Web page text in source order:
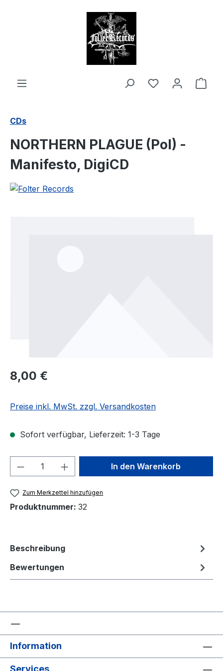
CDs
NORTHERN PLAGUE (Pol) -
Manifesto, DigiCD
Regulärer Preis:
8,00 €
Preise inkl. MwSt. zzgl. Versandkosten
Sofort verfügbar, Lieferzeit: 1-3 Tage
Produkt Anzahl: Gib denIn den Warenkorb
Zum Merkzettel hinzufügen
Produktnummer: 32
Beschreibung
Bewertungen
Information
Services